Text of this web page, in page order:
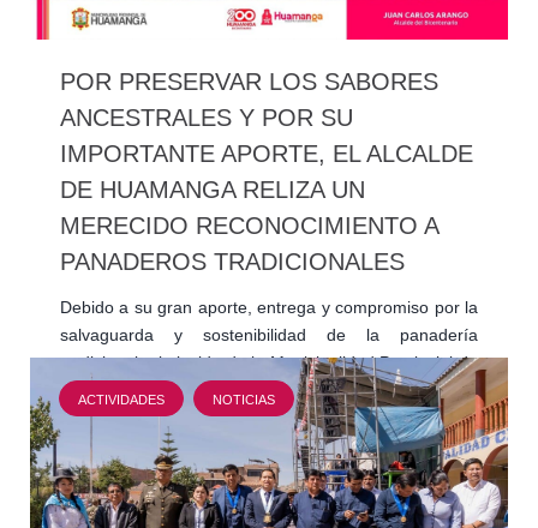
POR PRESERVAR LOS SABORES
ANCESTRALES Y POR SU
IMPORTANTE APORTE, EL ALCALDE
DE HUAMANGA RELIZA UN
MERECIDO RECONOCIMIENTO A
PANADEROS TRADICIONALES
Debido a su gran aporte, entrega y compromiso por la
salvaguarda y sostenibilidad de la panadería
tradicional, el alcalde de la Municipalidad Provincial de
Huamanga,…
ACTIVIDADES NOTICIAS